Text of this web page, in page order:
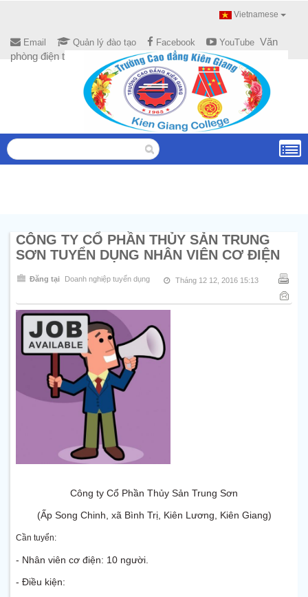
Vietnamese
Email Quản lý đào tạo Facebook YouTube Văn
phòng điện tử
CÔNG TY CỔ PHẦN THỦY SẢN TRUNG
SƠN TUYỂN DỤNG NHÂN VIÊN CƠ ĐIỆN
Đăng tại Doanh nghiệp tuyển dụng Tháng 12 12, 2016 15:13
Công ty Cổ Phần Thủy Sản Trung Sơn
(Ấp Song Chinh, xã Bình Trị, Kiên Lương, Kiên Giang)
Cần tuyển:
- Nhân viên cơ điện: 10 người.
- Điều kiện: